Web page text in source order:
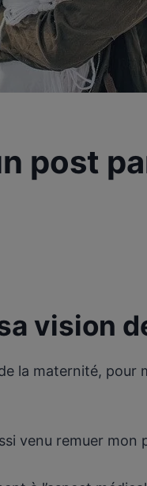
post
vision
la maternité,
venu remuer